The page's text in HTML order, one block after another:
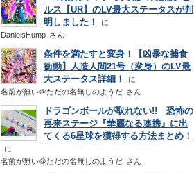
ルス【UR】のLV最大ステータスが判
明しました！
DanielsHump さん
条件を満たすと変身！【凶暴な捕食
衝動】人造人間21号（変身）のLV最
大ステータス詳細！
名前が無い＠ただの名無しのようだ さん
ドラゴンボールが取れない!! 恐怖の
再来ステージ『華麗なる連携』に出
てくる6星球を獲得する方法まとめ！
名前が無い＠ただの名無しのようだ さん